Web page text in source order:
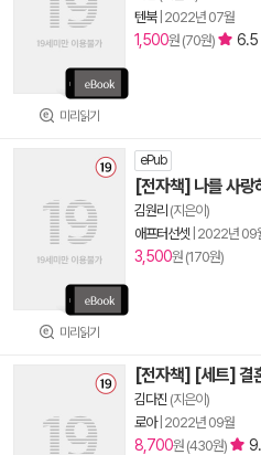
미리읽기
텐북| 2022년 07월
1,500원 (70원) 6.5
미리읽기
ePub
[전자책] 나를 사랑
김원리 (지은이)
애프터선셋 2022년 09
3,500원 (170원)
[전자책] [세트] 결
김다진 (지은이)
로아| 2022년 09월
8,700원 (430원)